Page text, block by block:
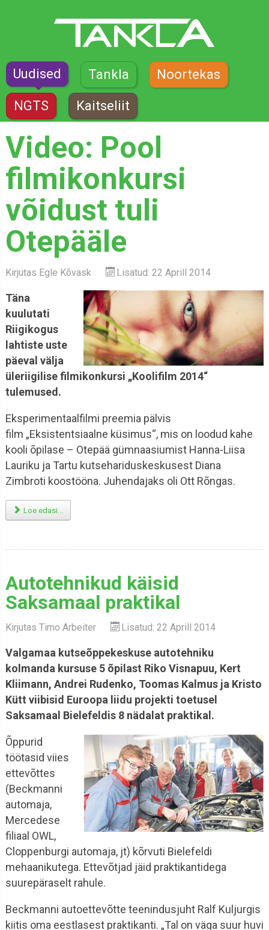
Uudised Tankla Noortekas
NGTS Kaitseliit
Video: Pool
filmikonkursi
võidust tuli
Otepääle
Kirjutas Egle Kõvask Lisatud: 22 Aprill 2014
Täna
kuulutati
Riigikogus
lahtiste uste
päeval välja
üleriigilise filmikonkursi „Koolifilm 2014“
tulemused.
Eksperimentaalfilmi preemia pälvis
film „Eksistentsiaalne küsimus“, mis on loodud kahe
kooli õpilase – Otepää gümnaasiumist Hanna-Liisa
Lauriku ja Tartu kutsehariduskeskusest Diana
Zimbroti koostööna. Juhendajaks oli Ott Rõngas.
Loe edasi...
Autotehnikud käisid
Saksamaal praktikal
Kirjutas Timo Arbeiter Lisatud: 22 Aprill 2014
Valgamaa kutseõppekeskuse autotehniku
kolmanda kursuse 5 õpilast Riko Visnapuu, Kert
Kliimann, Andrei Rudenko, Toomas Kalmus ja Kristo
Kütt viibisid Euroopa liidu projekti toetusel
Saksamaal Bielefeldis 8 nädalat praktikal.
Õppurid
töötasid viies
ettevõttes
(Beckmanni
automaja,
Mercedese
filiaal OWL,
Cloppenburgi automaja, jt) kõrvuti Bielefeldi
mehaanikutega. Ettevõtjad jäid praktikantidega
suurepäraselt rahule.
Beckmanni autoettevõtte teenindusjuht Ralf Kuljurgis
kiitis oma eestlasest praktikanti. „Tal on väga suur huvi